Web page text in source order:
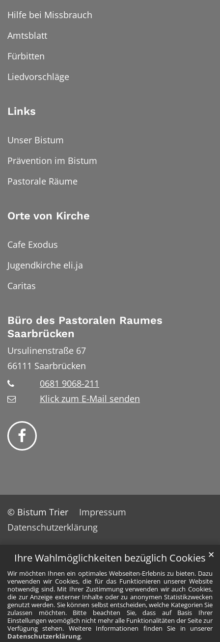
Ihre Wahlmöglichkeiten bezüglich Cookies
Wir möchten Ihnen ein optimales Webseiten-Erlebnis zu bieten. Dazu
verwenden wir Cookies, die für das Funktionieren unserer Website
notwendig sind. Mit Ihrer Zustimmung verwenden wir auch Cookies,
die zur Anzeige externer Inhalte oder zu anonymen Statistikzwecken
genutzt werden. Sie können selbst entscheiden, welche Kategorien Sie
zulassen möchten. Bitte beachten Sie, dass auf Basis Ihrer
Einstellungen womöglich nicht mehr alle Funktionalitäten der Seite zur
Verfügung stehen. Weitere Informationen finden Sie in unserer
Datenschutzerklärung.
✕
Hilfe bei Missbrauch
Amtsblatt
Fürbitten
Liedvorschläge
Links
Unser Bistum
Prävention im Bistum
Pastorale Räume
Orte von Kirche
Cafe Exodus
Jugendkirche eli.ja
Caritas
Büro des Pastoralen Raumes
Saarbrücken
Ursulinenstraße 67
66111 Saarbrücken
0681 9068-211
Klick zum E-Mail senden
© Bistum Trier
Impressum
Datenschutzerklärung